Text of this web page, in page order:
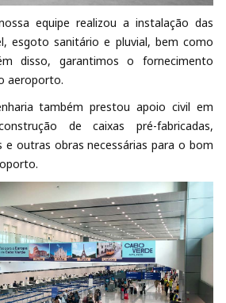
equipe realizou a instalação das
esgoto sanitário e pluvial, bem como
disso, garantimos o fornecimento
aeroporto.
também prestou apoio civil em
de caixas pré-fabricadas,
e outras obras necessárias para o bom